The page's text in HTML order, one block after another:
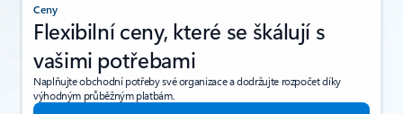
Ceny
Flexibilní ceny, které se škálují s
vašimi potřebami
Naplňujte obchodní potřeby své organizace a dodržujte rozpočet díky
výhodným průběžným platbám.